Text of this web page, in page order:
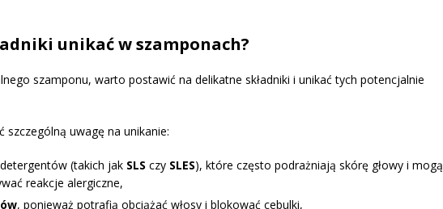
unikać w szamponach?
szamponu, warto postawić na delikatne składniki i unikać tych potencjalnie
szczególną uwagę na unikanie:
(takich jak SLS czy SLES), które często podrażniają skórę głowy i mogą
reakcje alergiczne,
, ponieważ potrafią obciążać włosy i blokować cebulki,